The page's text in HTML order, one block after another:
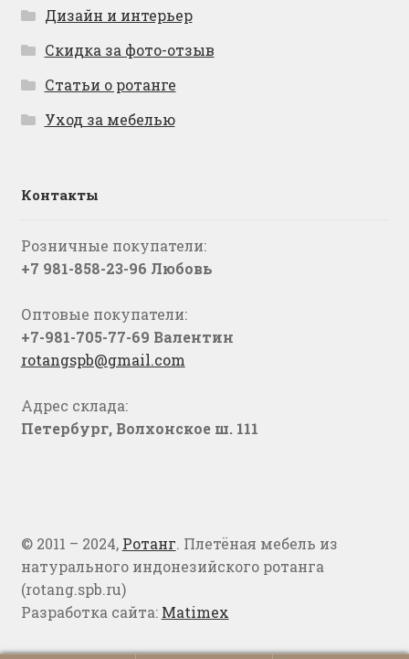
Дизайн и интерьер
Скидка за фото-отзыв
Статьи о ротанге
Уход за мебелью
Контакты
Розничные покупатели:
+7 981-858-23-96 Любовь
Оптовые покупатели:
+7-981-705-77-69 Валентин
rotangspb@gmail.com
Адрес склада:
Петербург, Волхонское ш. 111
© 2011 – 2024, Ротанг. Плетёная мебель из
натурального индонезийского ротанга
(rotang.spb.ru)
Разработка сайта: Matimex